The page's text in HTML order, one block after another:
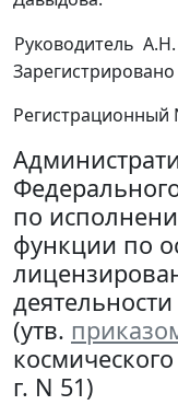
Руководитель
Регистрационный
по
функции по
деятельности
(утв.
г. N 51)